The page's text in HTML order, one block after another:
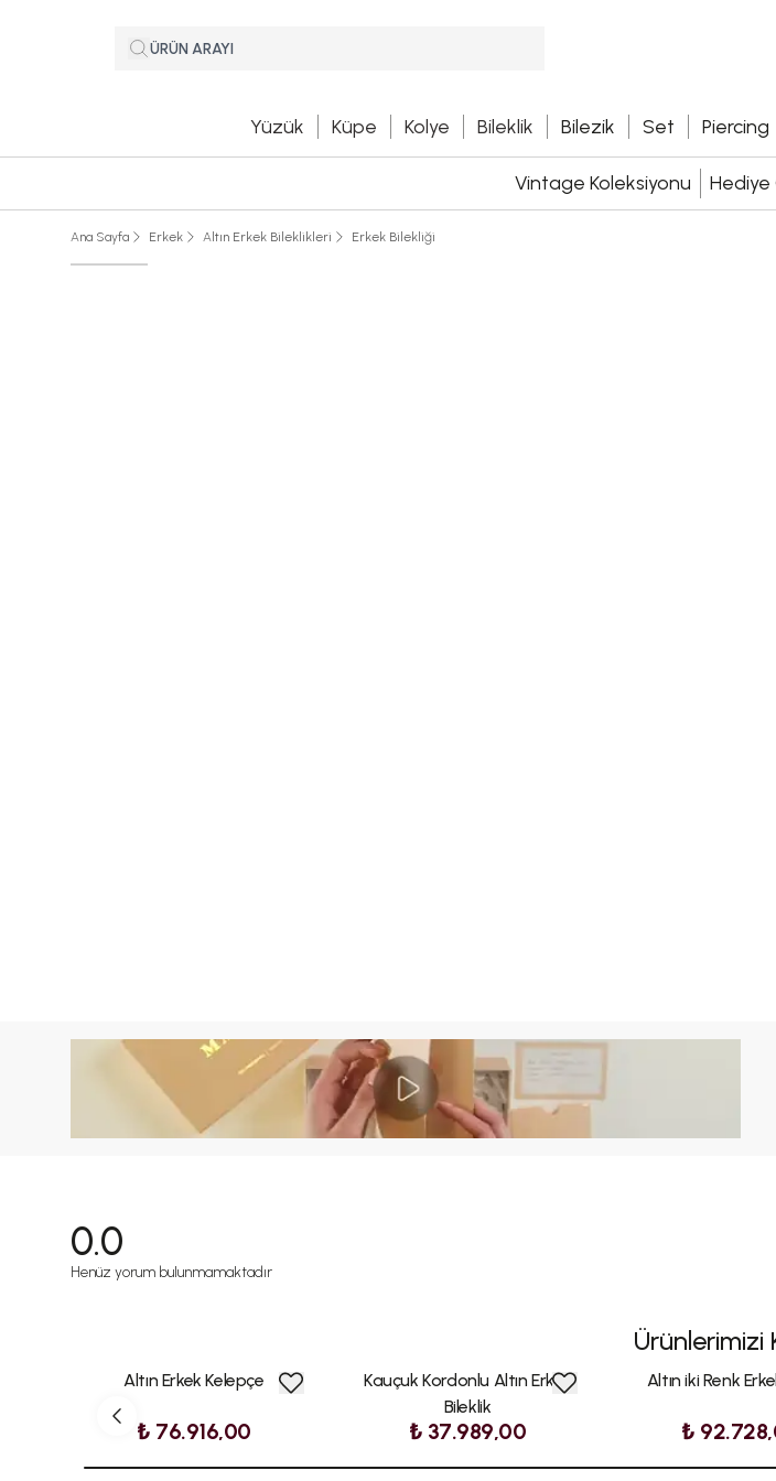
Yüzük Küpe Kolye Bileklik Bilezik Set Piercing
Vintage Koleksiyonu Hediye
Ana Sayfa Erkek Altın Erkek Bileklikleri Erkek Bilekliği
0.0
Henüz yorum bulunmamaktadır
Ürünlerimizi
Altın Erkek Kelepçe
₺ 76.916,00
Kauçuk Kordonlu Altın Erkek
Bileklik
₺ 37.989,00
Altın iki Renk
₺